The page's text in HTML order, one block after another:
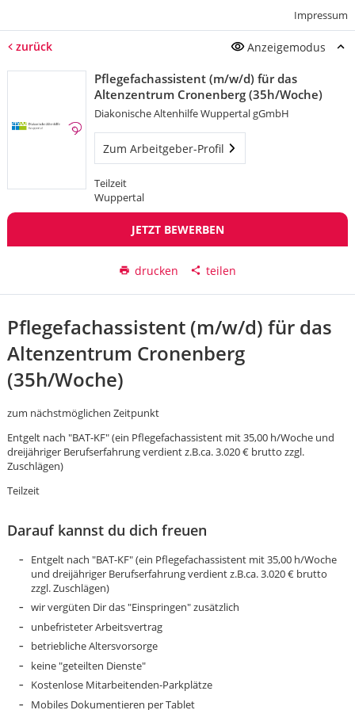
Impressum
zurück Anzeigemodus
Pflegefachassistent (m/w/d) für das
Altenzentrum Cronenberg (35h/Woche)
Diakonische Altenhilfe Wuppertal gGmbH
Zum Arbeitgeber-Profil
Teilzeit
Wuppertal
JETZT BEWERBEN
drucken teilen
Pflegefachassistent (m/w/d) für das
Altenzentrum Cronenberg
(35h/Woche)
zum nächstmöglichen Zeitpunkt
Entgelt nach "BAT-KF" (ein Pflegefachassistent mit 35,00 h/Woche und
dreijähriger Berufserfahrung verdient z.B.ca. 3.020 € brutto zzgl.
Zuschlägen)
Teilzeit
Darauf kannst du dich freuen
Entgelt nach "BAT-KF" (ein Pflegefachassistent mit 35,00 h/Woche
und dreijähriger Berufserfahrung verdient z.B.ca. 3.020 € brutto
zzgl. Zuschlägen)
wir vergüten Dir das "Einspringen" zusätzlich
unbefristeter Arbeitsvertrag
betriebliche Altersvorsorge
keine "geteilten Dienste"
Kostenlose Mitarbeitenden-Parkplätze
Mobiles Dokumentieren per Tablet